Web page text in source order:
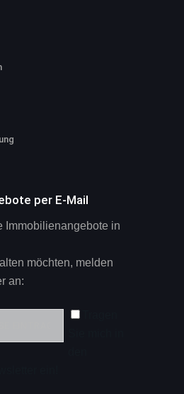
per E-Mail
Immobilienangebote in
möchten, melden
an: